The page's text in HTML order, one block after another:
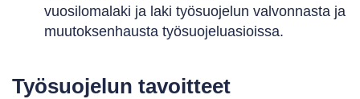
vuosilomalaki ja laki työsuojelun valvonnasta ja
muutoksenhausta työsuojeluasioissa.
Työsuojelun tavoitteet